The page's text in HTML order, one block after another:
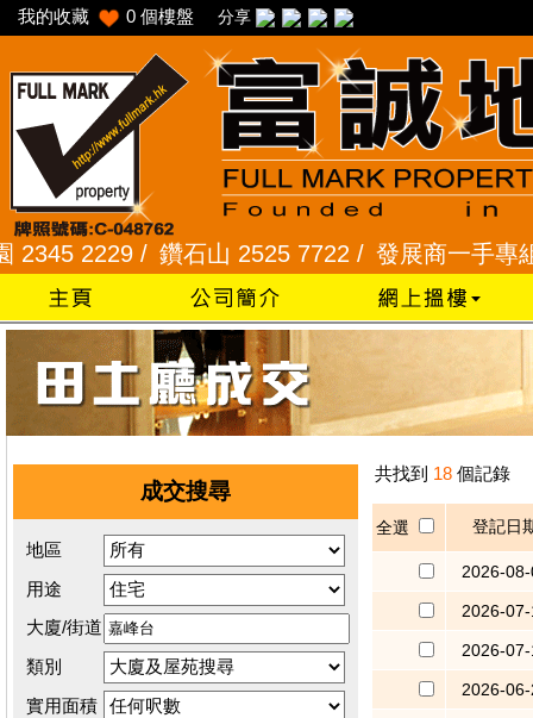
我的收藏 0 個樓盤 分享
2229 /鑽石山 2525 7722 /發展商一手專組
成交搜尋
地區
用途
大廈/街道
類別
實用面積
共找到 18 個記錄
全選 登記日
2026-
2026-
2026-
2026-